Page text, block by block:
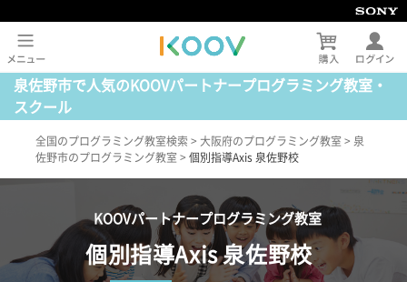
泉佐野市で人気のKOOVパートナープログラミング教室・
スクール
全国のプログラミング教室検索 > 大阪府のプログラミング教室 > 泉
佐野市のプログラミング教室 > 個別指導Axis 泉佐野校
KOOVパートナープログラミング教室
個別指導Axis 泉佐野校